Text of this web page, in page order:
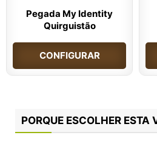
Pegada My Identity
Quirguistão
CONFIGURAR
PORQUE ESCOLHER